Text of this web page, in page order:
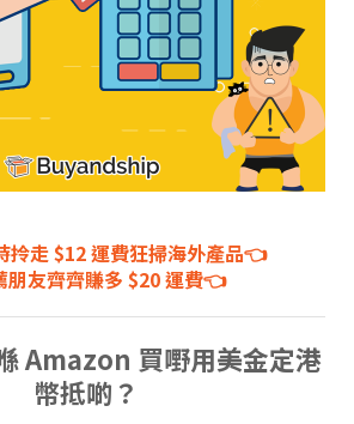
拎走 $12 運費狂掃海外產品👈
朋友齊齊賺多 $20 運費👈
Amazon 買嘢用美金定港
幣抵啲？